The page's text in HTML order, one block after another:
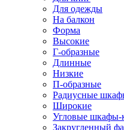
Для одежды
На балкон
Форма
Высокие
Г-образные
Длинные
Низкие
П-образные
Радиусные
Широкие
Угловые шкафы-
Закругленный